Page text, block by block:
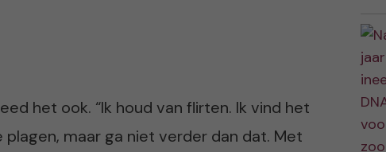
het ook. “Ik houd van flirten. Ik vind het
maar ga niet verder dan dat. Met